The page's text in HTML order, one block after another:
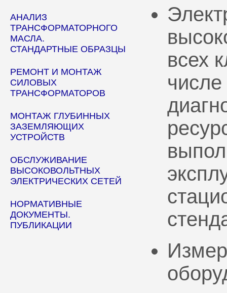
АНАЛИЗ
ТРАНСФОРМАТОРНОГО
МАСЛА.
СТАНДАРТНЫЕ ОБРАЗЦЫ
РЕМОНТ И МОНТАЖ
СИЛОВЫХ
ТРАНСФОРМАТОРОВ
МОНТАЖ ГЛУБИННЫХ
ЗАЗЕМЛЯЮЩИХ
УСТРОЙСТВ
ОБСЛУЖИВАНИЕ
ВЫСОКОВОЛЬТНЫХ
ЭЛЕКТРИЧЕСКИХ СЕТЕЙ
НОРМАТИВНЫЕ
ДОКУМЕНТЫ.
ПУБЛИКАЦИИ
всех